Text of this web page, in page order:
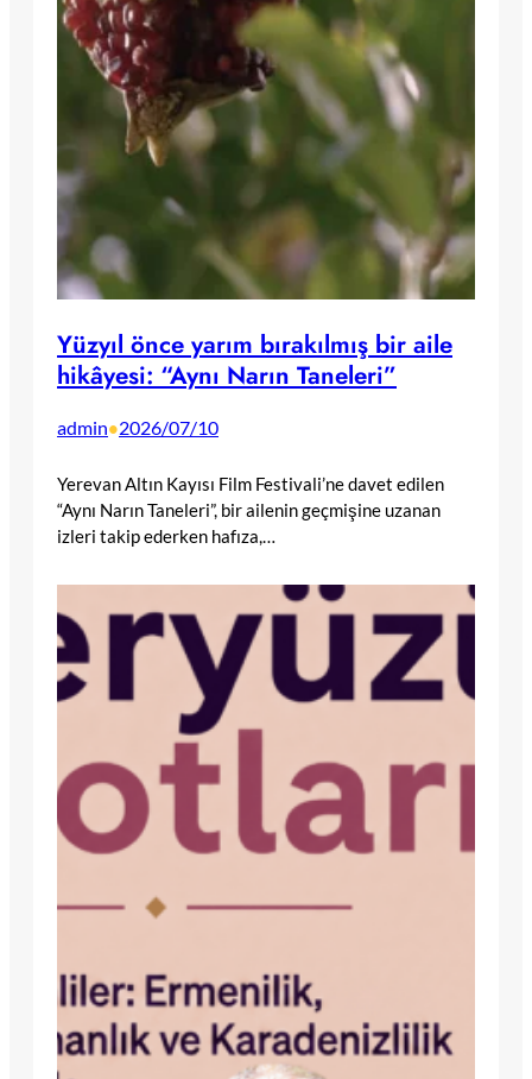
Yüzyıl önce yarım bırakılmış bir aile
hikâyesi: “Aynı Narın Taneleri”
admin•2026/07/10
Yerevan Altın Kayısı Film Festivali’ne davet edilen
“Aynı Narın Taneleri”, bir ailenin geçmişine uzanan
izleri takip ederken hafıza,…